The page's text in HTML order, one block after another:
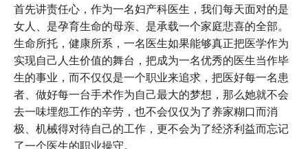
首先讲责任心，作为一名妇产科医生，我们每天面对的是
女人、是孕育生命的母亲、是承载一个家庭悲喜的全部。
生命所托，健康所系，一名医生如果能够真正把医学作为
实现自己人生价值的舞台，把成为一名优秀的医生当作毕
生的事业，而不仅仅是一个职业来追求，把医好每一名患
者、做好每一台手术作为自己最大的梦想，那么她就不会
去一味埋怨工作的辛劳，也不会仅仅为了养家糊口而消
极、机械得对待自己的工作，更不会为了经济利益而忘记
了一个医生的职业操守。